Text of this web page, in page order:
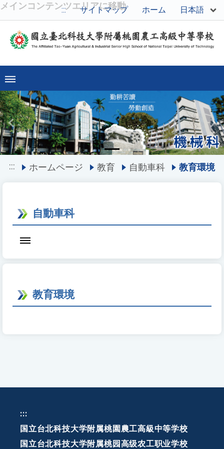
メインコンテンツエリアに移動
::: サイトマップ ホーム 日本語
Previous
::: ホームページ 教育 自動車科 教育環境
自動車科
教育環境
:::
国立台北科技大学附属桃園農工高級中等学校
国立台北科技大学附属桃园高级农工职业学校